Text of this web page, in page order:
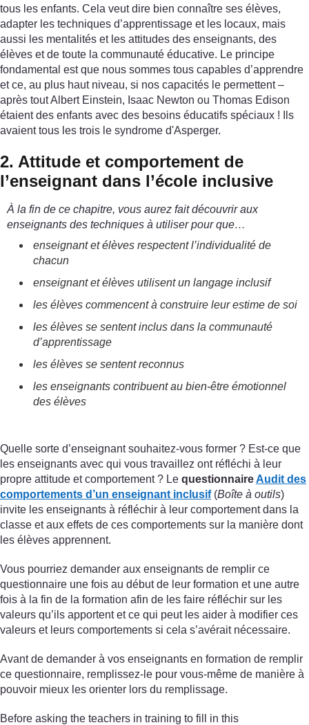
tous les enfants. Cela veut dire bien connaître ses élèves,
adapter les techniques d’apprentissage et les locaux, mais
aussi les mentalités et les attitudes des enseignants, des
élèves et de toute la communauté éducative. Le principe
fondamental est que nous sommes tous capables d’apprendre
et ce, au plus haut niveau, si nos capacités le permettent –
après tout Albert Einstein, Isaac Newton ou Thomas Edison
étaient des enfants avec des besoins éducatifs spéciaux ! Ils
avaient tous les trois le syndrome d'Asperger.
2. Attitude et comportement de
l’enseignant dans l’école inclusive
À la fin de ce chapitre, vous aurez fait découvrir aux
enseignants des techniques à utiliser pour que…
enseignant et élèves respectent l’individualité de
chacun
enseignant et élèves utilisent un langage inclusif
les élèves commencent à construire leur estime de soi
les élèves se sentent inclus dans la communauté
d’apprentissage
les élèves se sentent reconnus
les enseignants contribuent au bien-être émotionnel
des élèves
Quelle sorte d’enseignant souhaitez-vous former ? Est-ce que
les enseignants avec qui vous travaillez ont réfléchi à leur
propre attitude et comportement ? Le questionnaireAudit des
comportements d’un enseignant inclusif(Boîte à outils)
invite les enseignants à réfléchir à leur comportement dans la
classe et aux effets de ces comportements sur la manière dont
les élèves apprennent.
Vous pourriez demander aux enseignants de remplir ce
questionnaire une fois au début de leur formation et une autre
fois à la fin de la formation afin de les faire réfléchir sur les
valeurs qu’ils apportent et ce qui peut les aider à modifier ces
valeurs et leurs comportements si cela s’avérait nécessaire.
Avant de demander à vos enseignants en formation de remplir
ce questionnaire, remplissez-le pour vous-même de manière à
pouvoir mieux les orienter lors du remplissage.
Before asking the teachers in training to fill in this